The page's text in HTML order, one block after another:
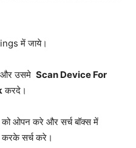
में जाये।
उसमे Scan Device For
करदे।
को ओपन करे और सर्च बॉक्स में
सर्च करे।